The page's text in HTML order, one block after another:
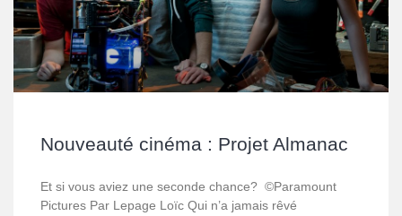
Nouveauté cinéma : Projet Almanac
Et si vous aviez une seconde chance? ©Paramount
Pictures Par Lepage Loïc Qui n’a jamais rêvé